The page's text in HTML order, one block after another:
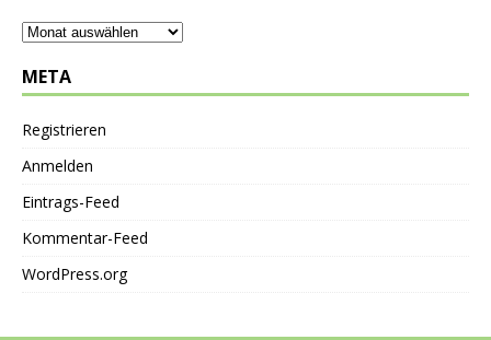
META
Registrieren
Anmelden
Eintrags-Feed
Kommentar-Feed
WordPress.org